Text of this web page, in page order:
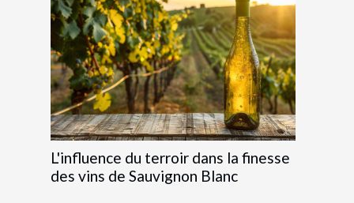
L'influence du terroir dans la finesse
des vins de Sauvignon Blanc